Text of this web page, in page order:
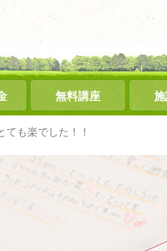
無料講座
ても楽でした！！